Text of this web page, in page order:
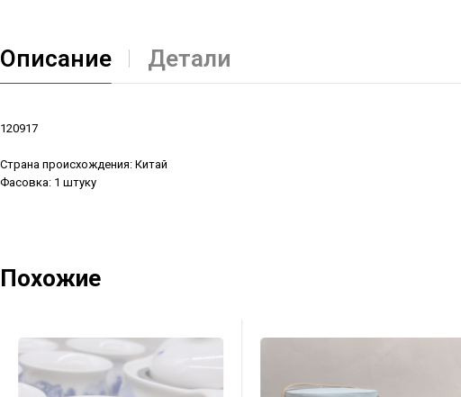
Описание Детали
120917
Страна происхождения: Китай
Фасовка: 1 штуку
Похожие